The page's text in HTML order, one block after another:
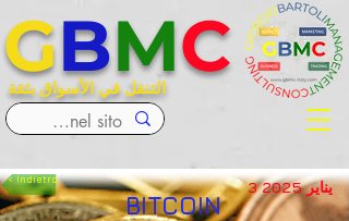
التنقل في الأسواق بثقة
GBMC
< Indietro
BITCOIN
3 يناير 2025